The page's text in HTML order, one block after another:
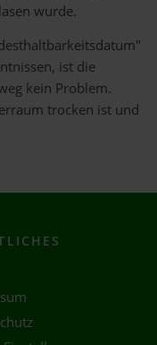
wurde.
ist die
kein Problem.
trocken ist und